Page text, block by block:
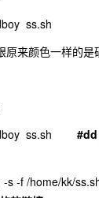
ss.sh
原来颜色一样的是
ss.sh #dd
-s -f /home/kk/